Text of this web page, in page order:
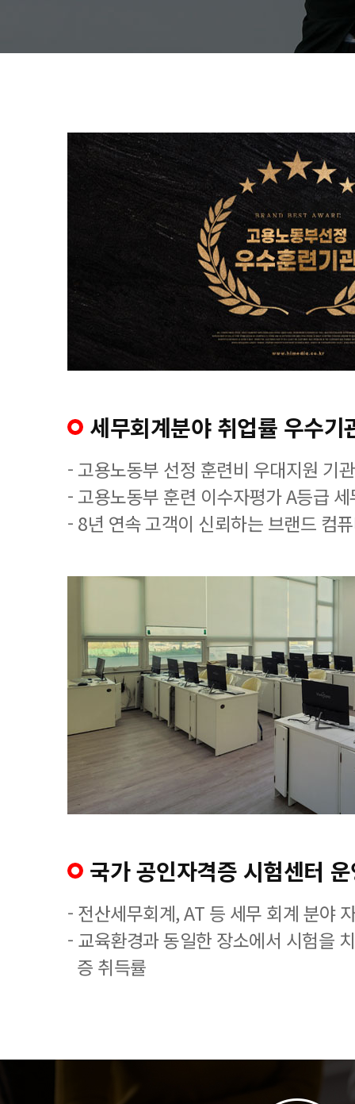
세무회계분야 취업률 우수기
- 고용노동부 선정 훈련비 우대지원 기관
- 고용노동부 훈련 이수자평가 A등급
- 8년 연속 고객이 신뢰하는 브랜드 컴
국가 공인자격증 시험센터
- 전산세무회계, AT 등 세무 회계 분야
- 교육환경과 동일한 장소에서 시험을
증 취득률